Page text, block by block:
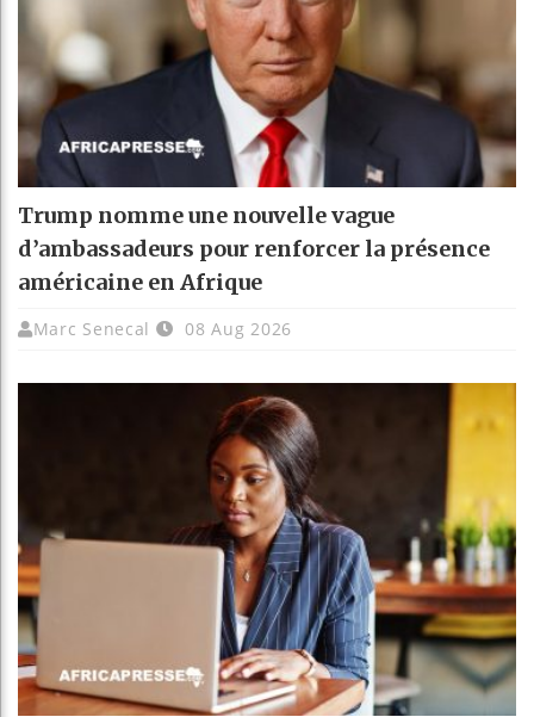
Trump nomme une nouvelle vague
d’ambassadeurs pour renforcer la présence
américaine en Afrique
Marc Senecal 08 Aug 2026